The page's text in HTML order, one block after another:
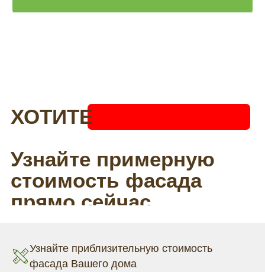
Узнайте приблизительную стоимость
фасада Вашего дома